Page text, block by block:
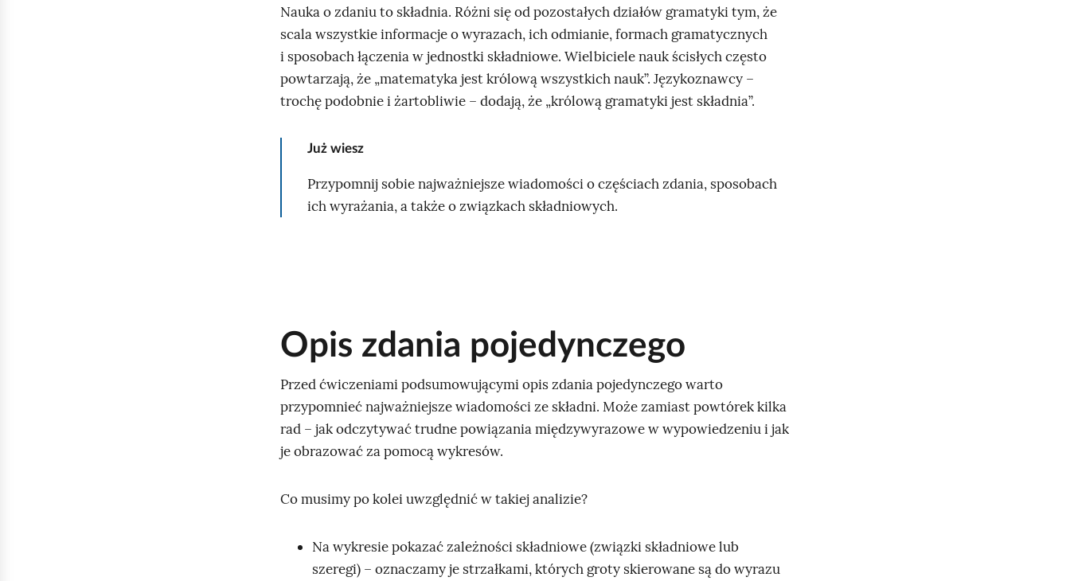
Nauka o zdaniu to składnia. Różni się od pozostałych działów gramatyki tym, że
scala wszystkie informacje o wyrazach, ich odmianie, formach gramatycznych
i sposobach łączenia w jednostki składniowe. Wielbiciele nauk ścisłych często
powtarzają, że „matematyka jest królową wszystkich nauk”. Językoznawcy –
trochę podobnie i żartobliwie – dodają, że „królową gramatyki jest składnia”.
Już wiesz
Przypomnij sobie najważniejsze wiadomości o częściach zdania, sposobach
ich wyrażania, a także o związkach składniowych.
Opis zdania pojedynczego
Przed ćwiczeniami podsumowującymi opis zdania pojedynczego warto
przypomnieć najważniejsze wiadomości ze składni. Może zamiast powtórek kilka
rad – jak odczytywać trudne powiązania międzywyrazowe w wypowiedzeniu i jak
je obrazować za pomocą wykresów.
Co musimy po kolei uwzględnić w takiej analizie?
Na wykresie pokazać zależności składniowe (związki składniowe lub
szeregi) – oznaczamy je strzałkami, których groty skierowane są do wyrazu